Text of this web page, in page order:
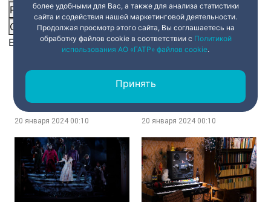
Resetrestore all settings to the default values Done
Close Modal Dialog
End of dialog window.
Интервью. Художник
Михаил Шемякин – о книге
«Моя жизнь: до изгнания»,
о работах, которые он
которые не решился
20 января 2024 00:10
Книга отзывов. Выставка
«Школа Филонова» в
20 января 2024 00:10
более удобными для Вас, а также для анализа статистики
сайта и содействия нашей маркетинговой деятельности.
Продолжая просмотр этого сайта, Вы соглашаетесь на
обработку файлов cookie в соответствии с Политикой
использования АО «ГАТР» файлов cookie.
Принять